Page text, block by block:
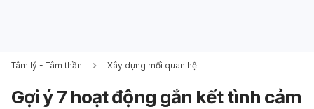
Tâm lý - Tâm thần Xây dựng mối quan hệ
Gợi ý 7 hoạt động gắn kết tình cảm